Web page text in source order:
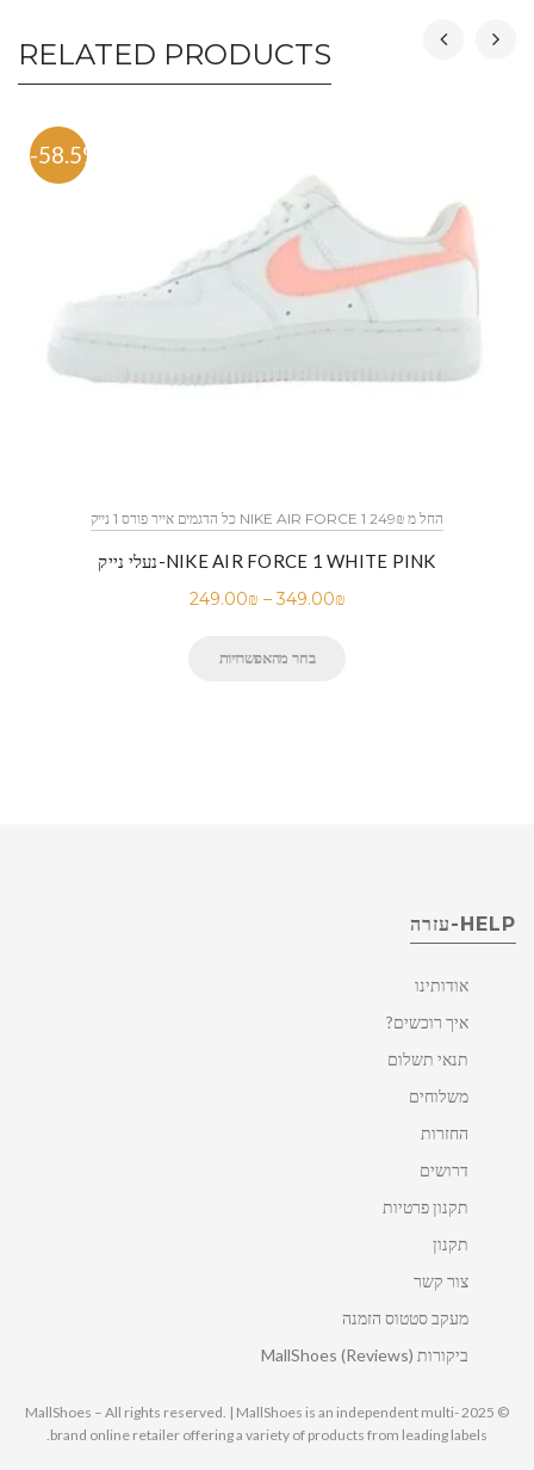
RELATED PRODUCTS
-58.5%
כל הדגמים אייר פורס 1 נייק NIKE AIR FORCE 1 החל מ 249₪
נעלי נייק-NIKE AIR FORCE 1 WHITE PINK
249.00₪ – 349.00₪
בחר מהאפשרויות
HELP-עזרה
אודותינו
איך רוכשים?
תנאי תשלום
משלוחים
החזרות
דרושים
תקנון פרטיות
תקנון
צור קשר
מעקב סטטוס הזמנה
ביקורות MallShoes (Reviews)
© 2025 MallShoes – All rights reserved. | MallShoes is an independent multi-
brand online retailer offering a variety of products from leading labels.